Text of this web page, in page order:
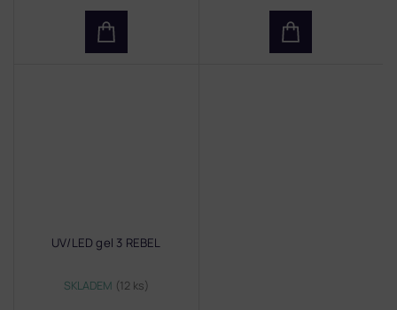
UV/LED gel 3 REBEL
SKLADEM (12 ks)